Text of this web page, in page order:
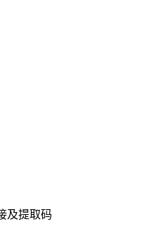
及提取码